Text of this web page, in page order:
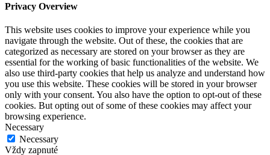
Privacy Overview
This website uses cookies to improve your experience while you
navigate through the website. Out of these, the cookies that are
categorized as necessary are stored on your browser as they are
essential for the working of basic functionalities of the website. We
also use third-party cookies that help us analyze and understand how
you use this website. These cookies will be stored in your browser
only with your consent. You also have the option to opt-out of these
cookies. But opting out of some of these cookies may affect your
browsing experience.
Necessary
Necessary
Vždy zapnuté